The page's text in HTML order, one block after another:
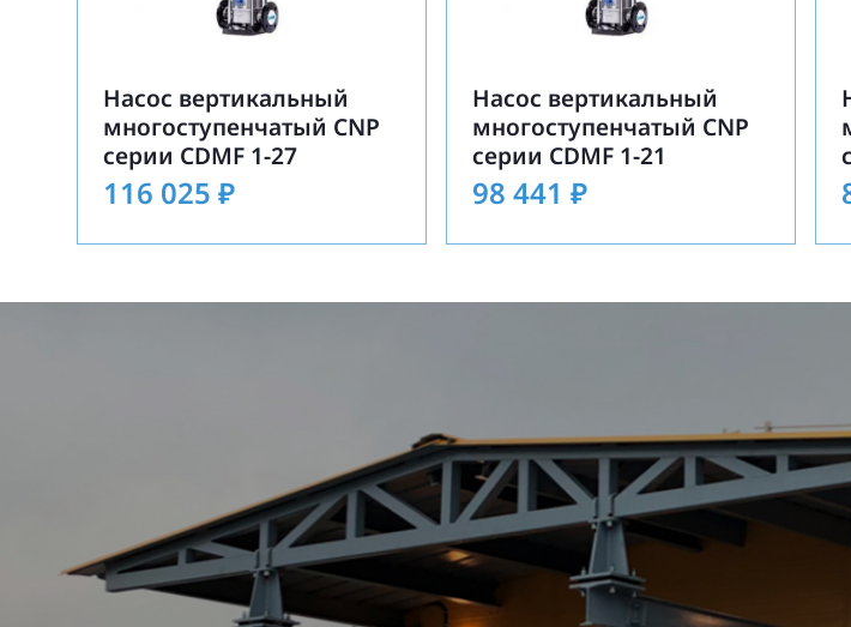
Насос вертикальный
многоступенчатый CNP
серии CDMF 1-27
116 025 ₽
Насос вертикальный
многоступенчатый CNP
серии CDMF 1-21
98 441 ₽